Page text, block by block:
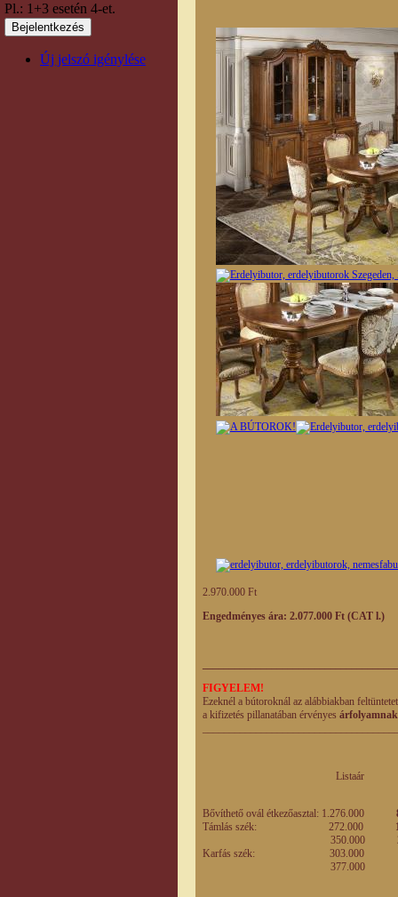
Pl.: 1+3 esetén 4-et.
Új jelszó igénylése
2.970.000 Ft
Engedményes ára: 2.077.000 Ft (CAT l.)
FIGYELEM!
Ezeknél a bútoroknál az alábbiakban
a kifizetés pillanatában érvényes
Listaár
Bővíthető ovál étkezőasztal: 1.276.000
Támlás szék: 272.000
350.000
Karfás szék: 303.000